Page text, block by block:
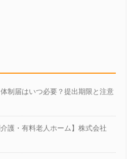
見直し
善加算の取得、区分アップ、
しの税理士さんへ
えの方へ
介護サービス事業者指定」の代
体制届はいつ必要？提出期限と注意
護・有料老人ホーム】株式会社